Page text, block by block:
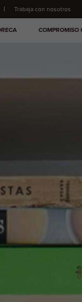
Trabaja con nosotros
COMPROMISO